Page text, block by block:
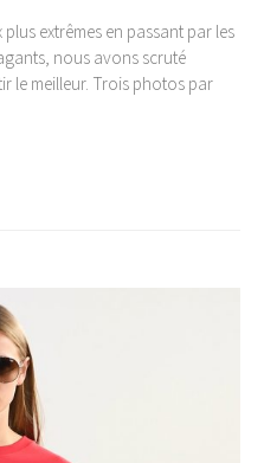
extrêmes en passant par les
nous avons scruté
le meilleur. Trois photos par